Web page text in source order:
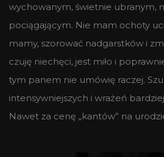
wychowanym, świetnie ubranym,
pociągającym. Nie mam ochoty
mamy, szorować nadgarstków i
czuję niechęci, jest miło i
tym panem nie umówię raczej.
intensywniejszych i wrażeń
Nawet za cenę „kantów” na